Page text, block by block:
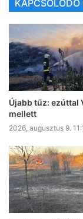
Újabb tűz: ezúttal
mellett
2026, augusztus 9.